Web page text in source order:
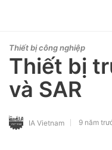
Thiết bị công nghiệp
Thiết bị
và SAR
IA Vietnam 9 năm